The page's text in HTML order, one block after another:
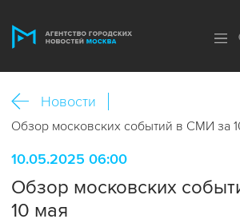
Новости
Обзор московских событий в СМИ за
10.05.2025 06:00
Обзор московских
10 мая